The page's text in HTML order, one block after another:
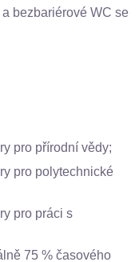
bezbariérové WC se
pro přírodní vědy;
pro polytechnické
pro práci s
75 % časového